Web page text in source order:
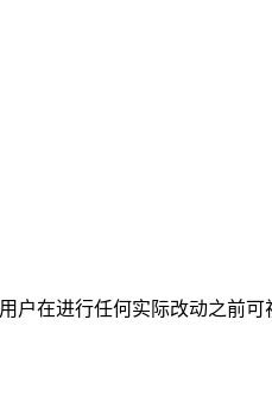
户在进行任何实际改动之前可